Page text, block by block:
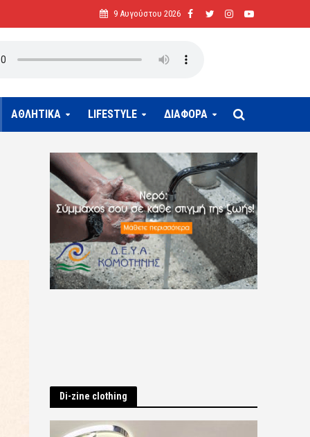
9 Αυγούστου 2026
ΑΘΛΗΤΙΚΑ LIFESTYLE ΔΙΑΦΟΡΑ
Di-zine clothing